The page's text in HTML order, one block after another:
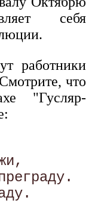
себя
работники
что
"Гусляр-